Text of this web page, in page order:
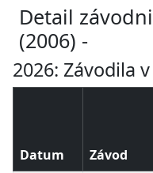
Detail
(2006) -
2026: Závodila
Datum Závod